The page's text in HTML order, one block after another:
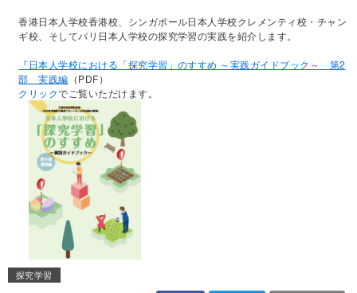
香港日本人学校香港校、シンガポール日本人学校クレメンティ校・チャン
ギ校、そしてパリ日本人学校の探究学習の実践を紹介します。
『日本人学校における「探究学習」のすすめ ～実践ガイドブック～ 第2
部 実践編 （PDF）
クリックでご覧いただけます。
探究学習